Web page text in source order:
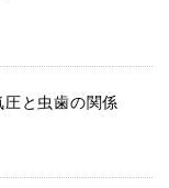
と虫歯の関係